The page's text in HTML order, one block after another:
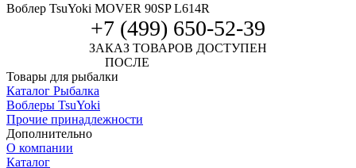
Воблер TsuYoki MOVER 90SP L614R
+7 (499) 650-52-39
ЗАКАЗ ТОВАРОВ ДОСТУПЕН
ПОСЛЕ
Товары для рыбалки
Каталог Рыбалка
Воблеры TsuYoki
Прочие принадлежности
Дополнительно
О компании
Каталог